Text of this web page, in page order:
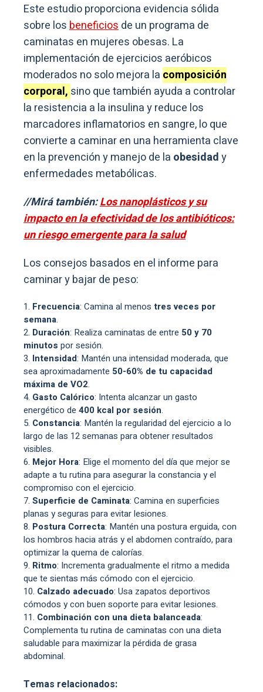
Este estudio proporciona evidencia sólida
sobre losbeneficiosde un programa de
caminatas en mujeres obesas. La
implementación de ejercicios aeróbicos
moderados no solo mejora la composición
corporal, sino que también ayuda a controlar
la resistencia a la insulina y reduce los
marcadores inflamatorios en sangre, lo que
convierte a caminar en una herramienta clave
en la prevención y manejo de la obesidady
enfermedades metabólicas.
//Mirá también:Los nanoplásticos y su
impacto en la efectividad de los antibióticos:
un riesgo emergente para la salud
Los consejos basados en el informe para
caminar y bajar de peso:
Frecuencia: Camina al menos tres veces por
semana.
Duración: Realiza caminatas de entre 50 y 70
minutos por sesión.
Intensidad: Mantén una intensidad moderada, que
sea aproximadamente 50-60% de tu capacidad
máxima de VO2.
Gasto Calórico: Intenta alcanzar un gasto
energético de 400 kcal por sesión.
Constancia: Mantén la regularidad del ejercicio a lo
largo de las 12 semanas para obtener resultados
visibles.
Mejor Hora: Elige el momento del día que mejor se
adapte a tu rutina para asegurar la constancia y el
compromiso con el ejercicio.
Superficie de Caminata: Camina en superficies
planas y seguras para evitar lesiones.
Postura Correcta: Mantén una postura erguida, con
los hombros hacia atrás y el abdomen contraído, para
optimizar la quema de calorías.
Ritmo: Incrementa gradualmente el ritmo a medida
que te sientas más cómodo con el ejercicio.
Calzado adecuado: Usa zapatos deportivos
cómodos y con buen soporte para evitar lesiones.
Combinación con una dieta balanceada:
Complementa tu rutina de caminatas con una dieta
saludable para maximizar la pérdida de grasa
abdominal.
Temas relacionados: